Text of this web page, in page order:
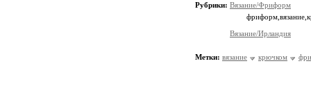
Рубрики: Вязание/Фриформ
Вязание/Ирландия
Метки: вязание крючком